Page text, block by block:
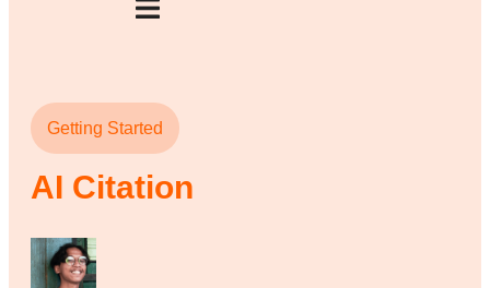
Getting Started
AI Citation